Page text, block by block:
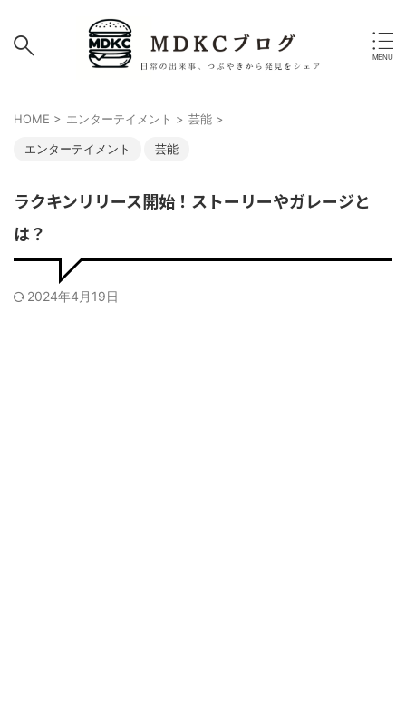
HOME > エンターテイメント > 芸能 >
エンターテイメント 芸能
ラクキンリリース開始！ストーリーやガレージと
は？
2024年4月19日